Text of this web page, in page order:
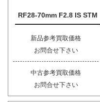
RF28-70mm F2.8 IS STM
新品参考買取価格
お問合せ下さい
中古参考買取価格
お問合せ下さい